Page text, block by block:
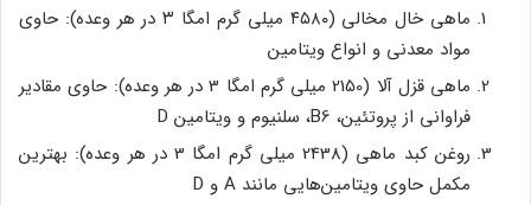
ماهی خال مخالی (۴۵۸۰ میلی گرم امگا ۳ در هر وعده): حاوی
مواد معدنی و انواع ویتامین
ماهی قزل آلا (2150 میلی گرم امگا 3 در هر وعده): حاوی مقادیر
فراوانی از پروتئین، B6، سلنیوم و ویتامین D
روغن کبد ماهی (2438 میلی گرم امگا 3 در هر وعده): بهترین
مکمل حاوی ویتامین‌هایی مانند A و D